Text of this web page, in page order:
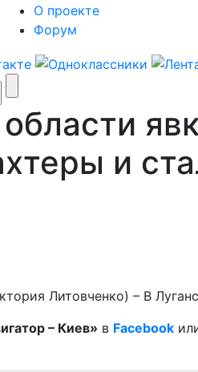
О проекте
Форум
и
Литовченко) – В
– Киев» в Facebook